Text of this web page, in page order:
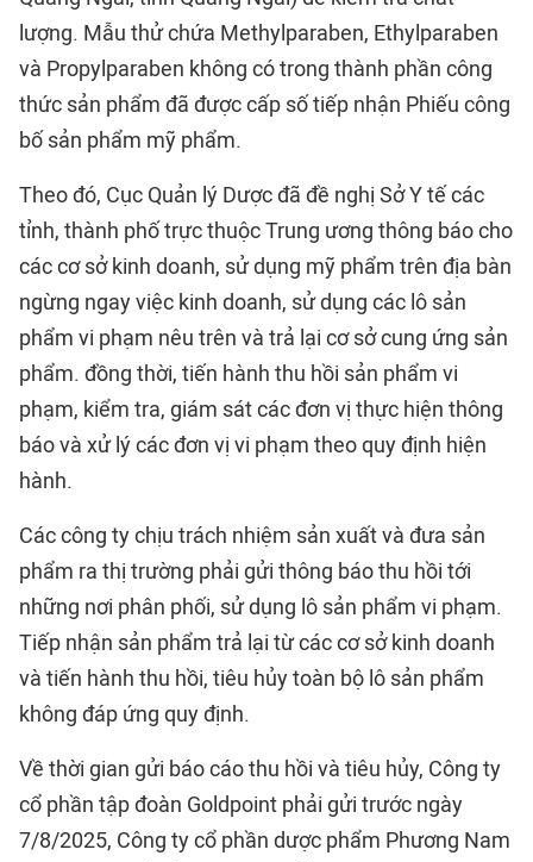
lượng. Mẫu thử chứa Methylparaben, Ethylparaben
và Propylparaben không có trong thành phần công
thức sản phẩm đã được cấp số tiếp nhận Phiếu công
bố sản phẩm mỹ phẩm.
Theo đó, Cục Quản lý Dược đã đề nghị Sở Y tế các
tỉnh, thành phố trực thuộc Trung ương thông báo cho
các cơ sở kinh doanh, sử dụng mỹ phẩm trên địa bàn
ngừng ngay việc kinh doanh, sử dụng các lô sản
phẩm vi phạm nêu trên và trả lại cơ sở cung ứng sản
phẩm. đồng thời, tiến hành thu hồi sản phẩm vi
phạm, kiểm tra, giám sát các đơn vị thực hiện thông
báo và xử lý các đơn vị vi phạm theo quy định hiện
hành.
Các công ty chịu trách nhiệm sản xuất và đưa sản
phẩm ra thị trường phải gửi thông báo thu hồi tới
những nơi phân phối, sử dụng lô sản phẩm vi phạm.
Tiếp nhận sản phẩm trả lại từ các cơ sở kinh doanh
và tiến hành thu hồi, tiêu hủy toàn bộ lô sản phẩm
không đáp ứng quy định.
Về thời gian gửi báo cáo thu hồi và tiêu hủy, Công ty
cổ phần tập đoàn Goldpoint phải gửi trước ngày
7/8/2025, Công ty cổ phần dược phẩm Phương Nam